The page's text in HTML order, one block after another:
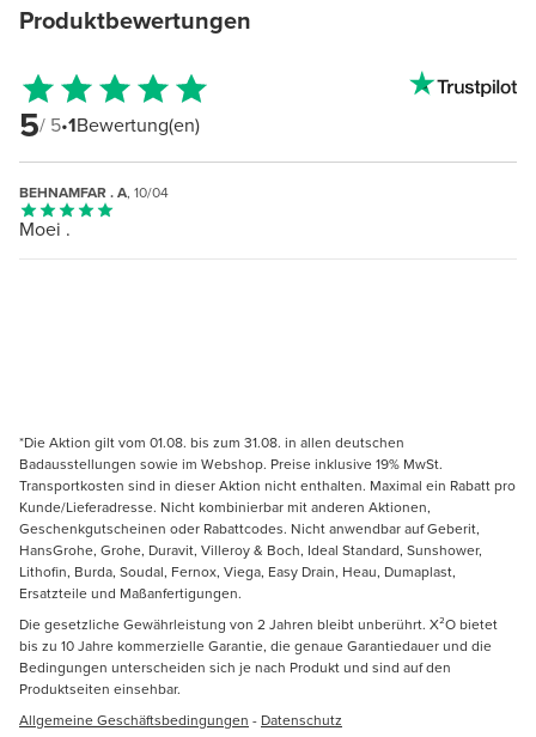
Produktbewertungen
5/ 5•1Bewertung(en)
BEHNAMFAR . A, 10/04
Moei .
*Die Aktion gilt vom 01.08. bis zum 31.08. in allen deutschen
Badausstellungen sowie im Webshop. Preise inklusive 19% MwSt.
Transportkosten sind in dieser Aktion nicht enthalten. Maximal ein Rabatt pro
Kunde/Lieferadresse. Nicht kombinierbar mit anderen Aktionen,
Geschenkgutscheinen oder Rabattcodes. Nicht anwendbar auf Geberit,
HansGrohe, Grohe, Duravit, Villeroy & Boch, Ideal Standard, Sunshower,
Lithofin, Burda, Soudal, Fernox, Viega, Easy Drain, Heau, Dumaplast,
Ersatzteile und Maßanfertigungen.
Die gesetzliche Gewährleistung von 2 Jahren bleibt unberührt. X²O bietet
bis zu 10 Jahre kommerzielle Garantie, die genaue Garantiedauer und die
Bedingungen unterscheiden sich je nach Produkt und sind auf den
Produktseiten einsehbar.
Allgemeine Geschäftsbedingungen - Datenschutz